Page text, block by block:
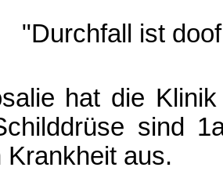
"Durchfall ist
hat die
sind
Krankheit aus.